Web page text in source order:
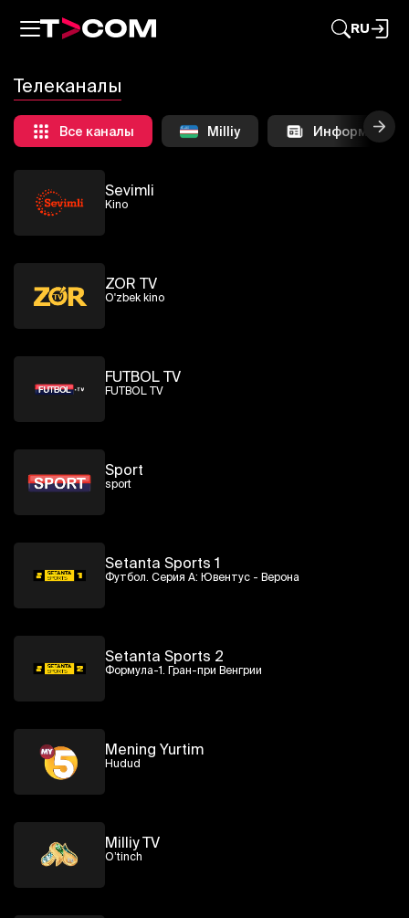
RU
Телеканалы
Все каналы Milliy
Sevimli
Kino
ZOR TV
O'zbek kino
FUTBOL TV
FUTBOL TV
Sport
sport
Setanta Sports 1
Футбол. Серия А: Ювентус - Верона
Setanta Sports 2
Формула-1. Гран-при Венгрии
Mening Yurtim
Hudud
Milliy TV
O’tinch